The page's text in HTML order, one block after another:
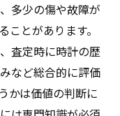
多少の傷や故障が
とがあります。
査定時に時計の歴
など総合的に評価
かは価値の判断に